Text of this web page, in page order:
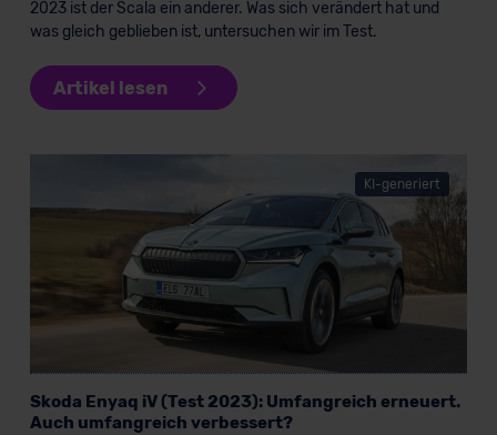
2023 ist der Scala ein anderer. Was sich verändert hat und
was gleich geblieben ist, untersuchen wir im Test.
Artikel lesen
KI-generiert
Skoda Enyaq iV (Test 2023): Umfangreich erneuert.
Auch umfangreich verbessert?